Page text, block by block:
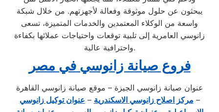
يبحثون عن حلول موثوقة وفعالة لأجهزتهم. من خلال شبكة
واسعة من الوكلاء المعتمدين والخدمات المتميزة، تسعى
زانوسي العامرية إلى تلبية توقعات واحتياجات عملائها بكفاءة
واحترافية عالية.
فروع صيانة زانوسي في مصر
عنوان صيانة زانوسي الجيزة – موقع صيانة زانوسي القاهرة
– مركز اصلاح زانوسي الاسكندرية – عنوان توكيل زانوسي